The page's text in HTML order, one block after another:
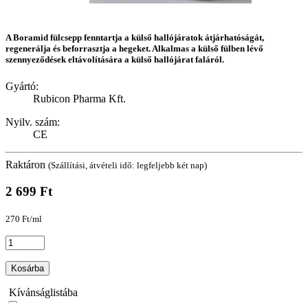
A Boramid fülcsepp fenntartja a külső hallójáratok átjárhatóságát,
regenerálja és beforrasztja a hegeket. Alkalmas a külső fülben lévő
szennyeződések eltávolítására a külső hallójárat faláról.
Gyártó:
Rubicon Pharma Kft.
Nyilv. szám:
CE
Raktáron (Szállítási, átvételi idő: legfeljebb két nap)
2 699 Ft
270 Ft/ml
Kosárba
Kívánságlistába